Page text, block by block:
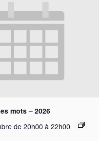
mots – 2026
de 20h00à22h00